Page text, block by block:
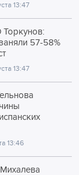
13:47
57-58%
13:47
13:46